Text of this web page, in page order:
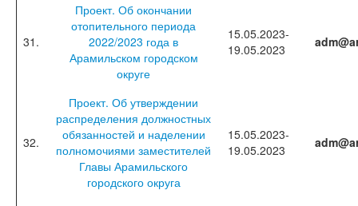
31.
Проект. Об окончании
отопительного периода
2022/2023 года в
Арамильском городском
округе
15.05.2023-
19.05.2023
32.
Проект. Об утверждении
распределения должностных
обязанностей и наделении
полномочиями заместителей
Главы Арамильского
городского округа
15.05.2023-
19.05.2023